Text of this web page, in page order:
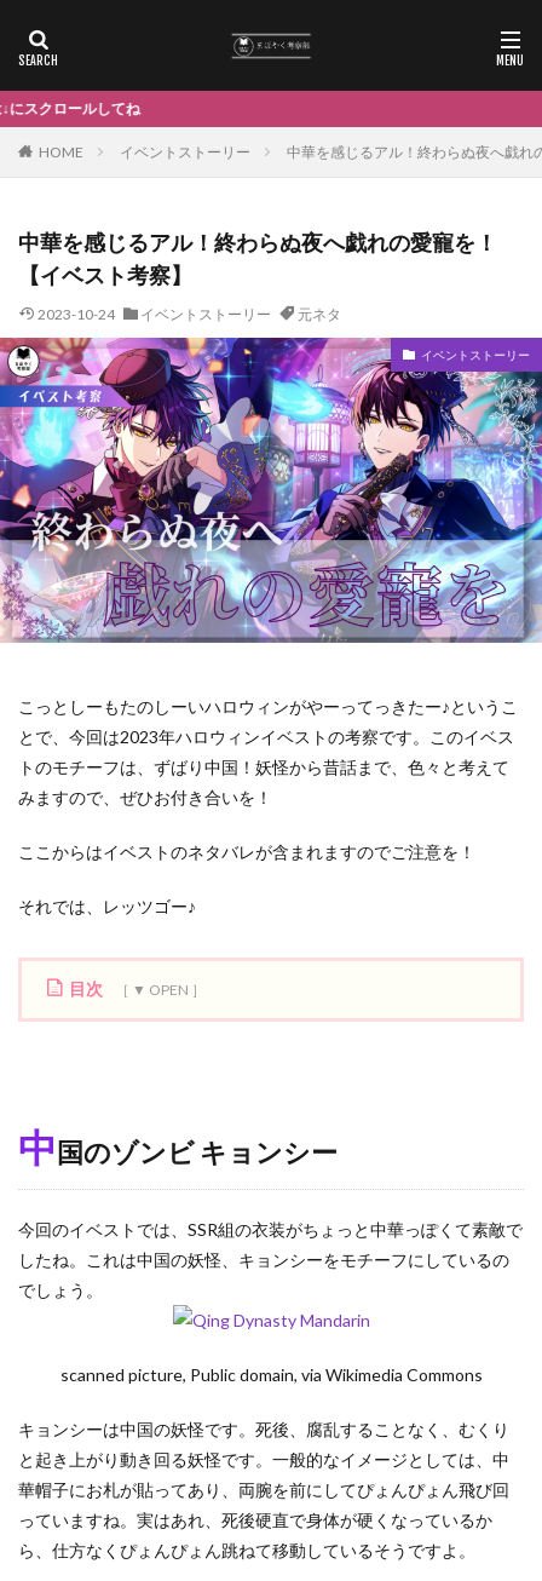
HOME イベントストーリー 中華を感じるアル！終わらぬ夜へ戯れ
中華を感じるアル！終わらぬ夜へ戯れの愛寵を！
【イベスト考察】
2023-10-24 イベントストーリー 元ネタ
イベントストーリー
こっとしーもたのしーいハロウィンがやーってっきたー♪というこ
とで、今回は2023年ハロウィンイベストの考察です。このイベス
トのモチーフは、ずばり中国！妖怪から昔話まで、色々と考えて
みますので、ぜひお付き合いを！
ここからはイベストのネタバレが含まれますのでご注意を！
それでは、レッツゴー♪
目次
ン
キ
ン
シ
ー
九
の
狐
2.1
あ
ら
中 国のゾンビ キョンシー
今回のイベストでは、SSR組の衣装がちょっと中華っぽくて素敵で
したね。これは中国の妖怪、キョンシーをモチーフにしているの
でしょう。
scanned picture, Public domain, via Wikimedia Commons
キョンシーは中国の妖怪です。死後、腐乱することなく、むくり
と起き上がり動き回る妖怪です。一般的なイメージとしては、中
華帽子にお札が貼ってあり、両腕を前にしてぴょんぴょん飛び回
っていますね。実はあれ、死後硬直で身体が硬くなっているか
ら、仕方なくぴょんぴょん跳ねて移動しているそうですよ。